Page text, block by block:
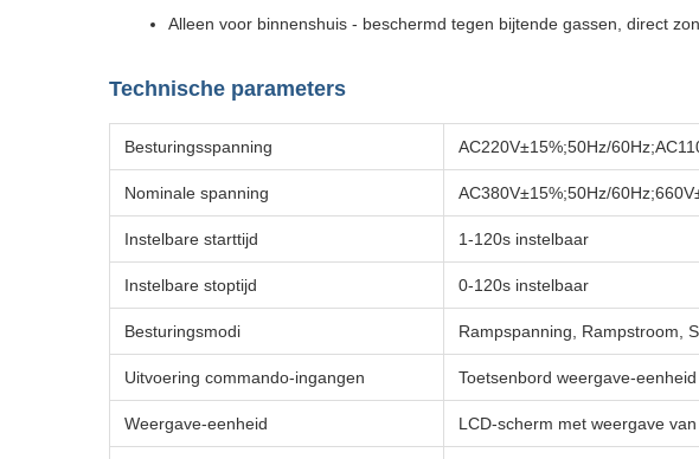
Alleen voor binnenshuis - beschermd tegen bijtende gassen, direct
Technische parameters
Besturingsspanning AC220V±15%;50Hz/
Nominale spanning AC380V±15%;50Hz/
Instelbare starttijd 1-120s instelbaar
Instelbare stoptijd 0-120s instelbaar
Besturingsmodi Rampspanning, Rampstroom,
Uitvoering commando-ingangen Toetsenbord weergave-
Weergave-eenheid LCD-scherm met weergave